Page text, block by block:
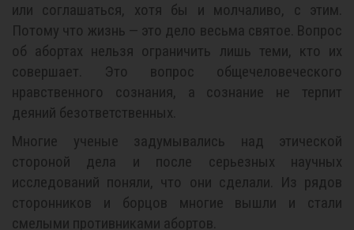
или соглашаться, хотя бы и молчаливо, с этим.
Потому что жизнь — это дело весьма святое. Вопрос
об абортах нельзя ограничить лишь теми, кто их
совершает. Это вопрос общечеловеческого
нравственного сознания, а сознание не терпит
деяний безответственных.
Многие ученые задумывались над этической
стороной дела и после серьезных научных
исследований поняли, что они сделали. Из рядов
сторонников и борцов многие вышли и стали
смелыми противниками абортов.